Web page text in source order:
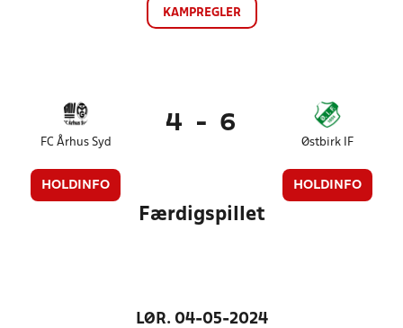
KAMPREGLER
FC Århus Syd
HOLDINFO
4 - 6
Østbirk IF
HOLDINFO
Færdigspillet
LØR. 04-05-2024